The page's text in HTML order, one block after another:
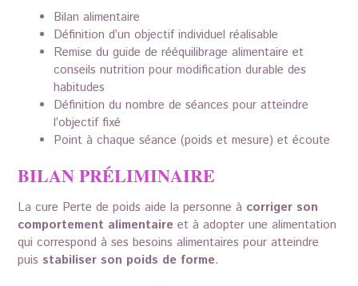
Bilan alimentaire
Définition d’un objectif individuel réalisable
Remise du guide de rééquilibrage alimentaire et
conseils nutrition pour modification durable des
habitudes
Définition du nombre de séances pour atteindre
l’objectif fixé
Point à chaque séance (poids et mesure) et écoute
BILAN PRÉLIMINAIRE
La cure Perte de poids aide la personne à corriger son
comportement alimentaire et à adopter une alimentation
qui correspond à ses besoins alimentaires pour atteindre
puis stabiliser son poids de forme.